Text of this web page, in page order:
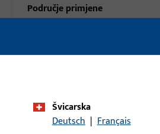
Područje primjene
Tip proizvoda
Švicarska
Deutsch | Français